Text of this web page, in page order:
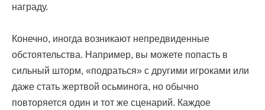
награду.
Конечно, иногда возникают непредвиденные
обстоятельства. Например, вы можете попасть в
сильный шторм, «подраться» с другими игроками или
даже стать жертвой осьминога, но обычно
повторяется один и тот же сценарий. Каждое